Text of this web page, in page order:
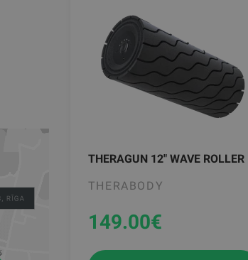
THERAGUN 12" WAVE ROLLER
THERABODY
149.00€